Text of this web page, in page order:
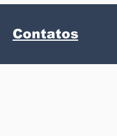
Contatos